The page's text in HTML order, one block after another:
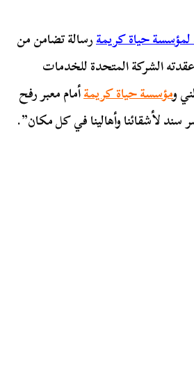
حياة كريمةرسالة تضامن من
الشركة المتحدة للخدمات
ومؤسسة حياة كريمةأمام معبر رفح
لأشقائنا وأهالينا في كل مكان”.